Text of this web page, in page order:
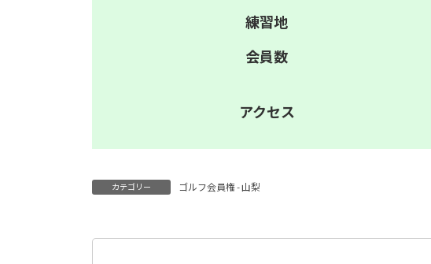
練習地
会員数
アクセス
カテゴリー ゴルフ会員権 - 山梨